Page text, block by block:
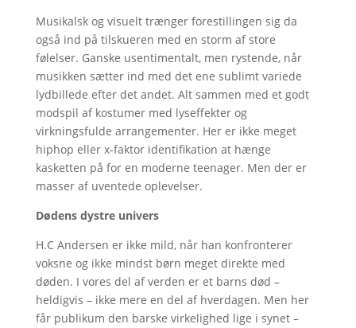
Musikalsk og visuelt trænger forestillingen sig da
også ind på tilskueren med en storm af store
følelser. Ganske usentimentalt, men rystende, når
musikken sætter ind med det ene sublimt variede
lydbillede efter det andet. Alt sammen med et godt
modspil af kostumer med lyseffekter og
virkningsfulde arrangementer. Her er ikke meget
hiphop eller x-faktor identifikation at hænge
kasketten på for en moderne teenager. Men der er
masser af uventede oplevelser.
Dødens dystre univers
H.C Andersen er ikke mild, når han konfronterer
voksne og ikke mindst børn meget direkte med
døden. I vores del af verden er et barns død –
heldigvis – ikke mere en del af hverdagen. Men her
får publikum den barske virkelighed lige i synet –